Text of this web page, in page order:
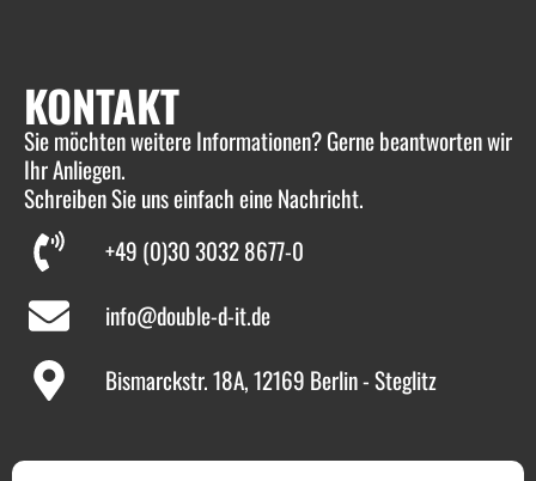
KONTAKT
Sie möchten weitere Informationen? Gerne beantworten wir
Ihr Anliegen.
Schreiben Sie uns einfach eine Nachricht.
+49 (0)30 3032 8677-0
info@double-d-it.de
Bismarckstr. 18A, 12169 Berlin - Steglitz